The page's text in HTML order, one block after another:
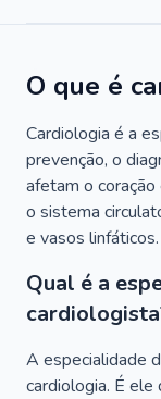
O que é
Cardiologia é a
prevenção, o
afetam o
o sistema
e vasos linfáticos.
Qual é a
A especialidade
cardiologia. É ele